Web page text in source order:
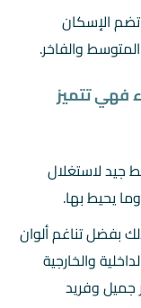
تضم الإسكان
والفاخر.
فهي تتميز
جيد لاستغلال
يحيط بها.
بفضل تناغم ألوان
والخارجية
وفريد